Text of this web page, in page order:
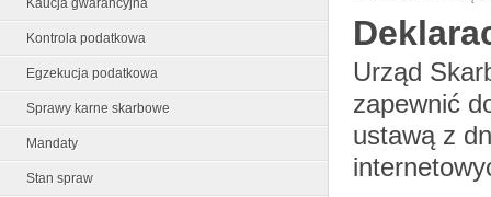
Kaucja gwarancyjna
Kontrola podatkowa
Egzekucja podatkowa
Sprawy karne skarbowe
Mandaty
Stan spraw
Urząd
zapewnić
ustawą z